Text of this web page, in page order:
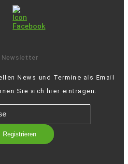
Newsletter
News und Termine als Email
Sie sich hier eintragen.